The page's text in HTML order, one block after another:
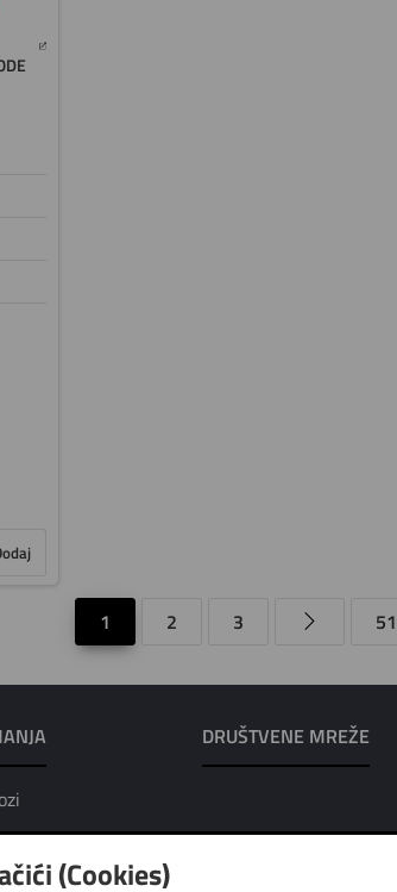
1 2 3 51
DRUŠTVENE MREŽE
(Cookies)